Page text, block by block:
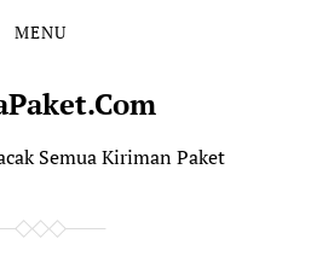
MENU
Semua Kiriman Paket